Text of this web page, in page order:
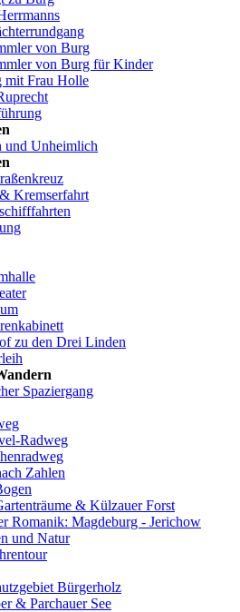
von Burg
von Burg für Kinder
mit Frau Holle
und Unheimlich
Kremserfahrt
zu den Drei Linden
Spaziergang
Radweg
Zahlen
& Külzauer Forst
Romanik: Magdeburg - Jerichow
und Natur
Bürgerholz
& Parchauer See